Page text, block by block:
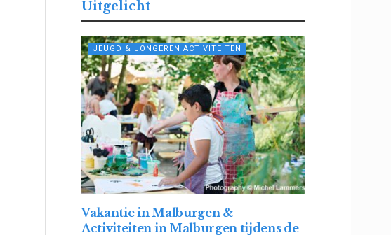
Uitgelicht
JEUGD & JONGEREN ACTIVITEITEN
Vakantie in Malburgen &
Activiteiten in Malburgen tijdens de